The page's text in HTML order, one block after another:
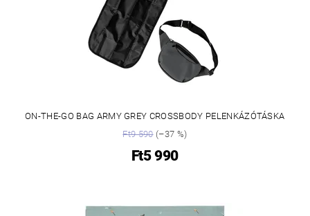
ON-THE-GO BAG ARMY GREY CROSSBODY PELENKÁZÓTÁSKA
Ft9 590(–37 %)
Ft5 990